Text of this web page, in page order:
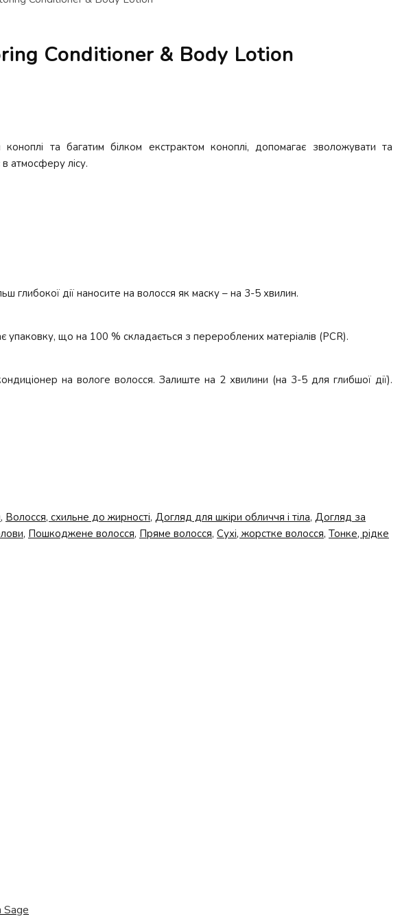
Conditioner & Body Lotion
та багатим білком екстрактом коноплі, допомагає зволожувати та
атмосферу лісу.
глибокої дії наносите на волосся як маску – на 3-5 хвилин.
що на 100 % складається з перероблених матеріалів (PCR).
на вологе волосся. Залиште на 2 хвилини (на 3-5 для глибшої дії).
, Волосся, схильне до жирності, Догляд для шкіри обличчя і тіла, Догляд за
, Пошкоджене волосся, Пряме волосся, Сухі, жорстке волосся, Тонке, рідке
Sage